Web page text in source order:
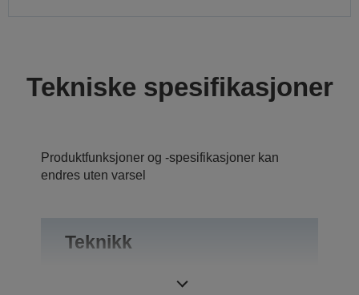
Tekniske spesifikasjoner
Produktfunksjoner og -spesifikasjoner kan
endres uten varsel
Teknikk